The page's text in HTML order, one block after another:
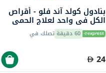
بنادول كولد آند فلو - أقراص
الكل في واحد لعلاج الحمى
والبرد والإنفلونزا حزمة من 24
60 دقيقة تصلك في
24